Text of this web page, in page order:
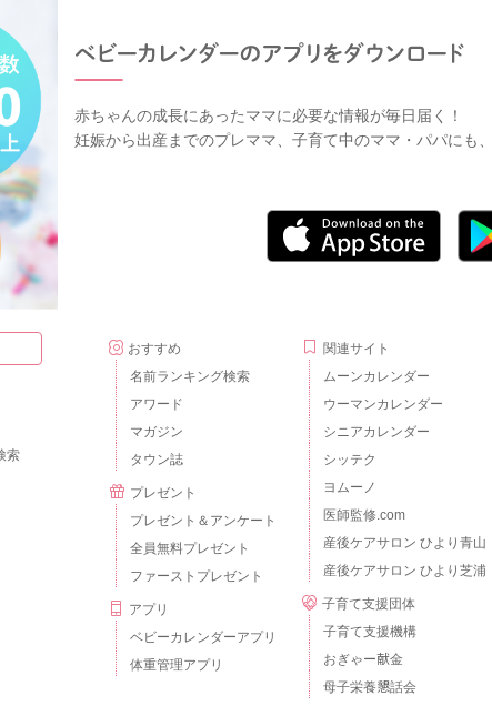
赤ちゃんの成長にあったママに必要な情報が毎日届く！
妊娠から出産までのプレママ、子育て中のママ・パパにも
索
おすすめ
名前ランキング検索
アワード
マガジン
タウン誌
プレゼント
プレゼント＆アンケート
全員無料プレゼント
ファーストプレゼント
アプリ
ベビーカレンダーアプリ
体重管理アプリ
関連サイト
ムーンカレンダー
ウーマンカレンダー
シニアカレンダー
シッテク
ヨムーノ
医師監修.com
産後ケアサロン ひより青山
産後ケアサロン ひより芝浦
子育て支援団体
子育て支援機構
おぎゃー献金
母子栄養懇話会